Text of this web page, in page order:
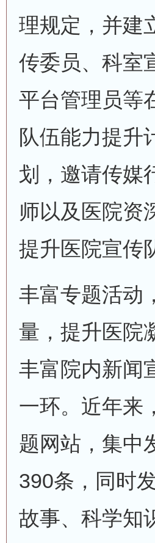
理规定，并建
传委员、科室
平台管理员等
队伍能力提升
划，邀请传媒
师以及医院资
提升医院宣传
丰富专题活动
量，提升医院
丰富院内新闻
一环。近年来
题网站，集中
390条，同时
故事、科学知